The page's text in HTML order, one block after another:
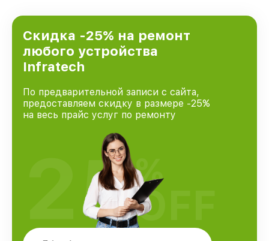
городе Москве, постоянно повышая уровень
доверия и лояльности наших клиентов.
Скидка -25% на ремонт
любого устройства
Infratech
По предварительной записи с сайта,
предоставляем скидку в размере -25%
на весь прайс услуг по ремонту
25%
OFF